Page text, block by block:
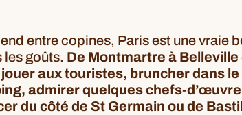
entre copines, Paris est une vraie
les goûts. De Montmartre à Belleville
aux touristes, bruncher dans
admirer quelques chefs-
du côté de St Germain ou de